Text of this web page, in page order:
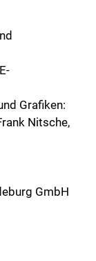
Grafiken:
Nitsche,
GmbH